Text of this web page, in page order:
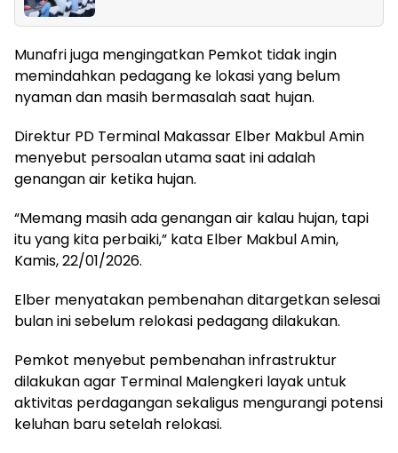
Munafri juga mengingatkan Pemkot tidak ingin
memindahkan pedagang ke lokasi yang belum
nyaman dan masih bermasalah saat hujan.
Direktur PD Terminal Makassar Elber Makbul Amin
menyebut persoalan utama saat ini adalah
genangan air ketika hujan.
“Memang masih ada genangan air kalau hujan, tapi
itu yang kita perbaiki,” kata Elber Makbul Amin,
Kamis, 22/01/2026.
Elber menyatakan pembenahan ditargetkan selesai
bulan ini sebelum relokasi pedagang dilakukan.
Pemkot menyebut pembenahan infrastruktur
dilakukan agar Terminal Malengkeri layak untuk
aktivitas perdagangan sekaligus mengurangi potensi
keluhan baru setelah relokasi.